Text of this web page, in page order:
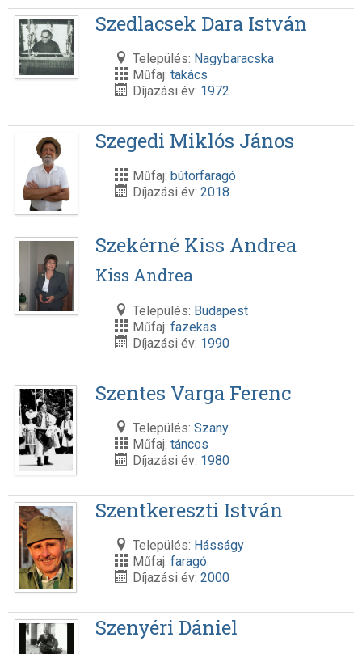
Szedlacsek Dara István
Település: Nagybaracska
Műfaj: takács
Díjazási év: 1972
Szegedi Miklós János
Műfaj: bútorfaragó
Díjazási év: 2018
Szekérné Kiss Andrea
Kiss Andrea
Település: Budapest
Műfaj: fazekas
Díjazási év: 1990
Szentes Varga Ferenc
Település: Szany
Műfaj: táncos
Díjazási év: 1980
Szentkereszti István
Település: Hásságy
Műfaj: faragó
Díjazási év: 2000
Szenyéri Dániel